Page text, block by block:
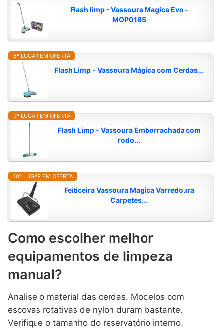
Flash limp - Vassoura Magica Evo -
MOP0185
8º LUGAR EM OFERTA
Flash Limp - Vassoura Mágica com Cerdas...
9º LUGAR EM OFERTA
Flash Limp - Vassoura Emborrachada com
rodo...
10º LUGAR EM OFERTA
Feiticeira Vassoura Magica Varredoura
Carpetes...
Como escolher melhor
equipamentos de limpeza
manual?
Analise o material das cerdas. Modelos com
escovas rotativas de nylon duram bastante.
Verifique o tamanho do reservatório interno.